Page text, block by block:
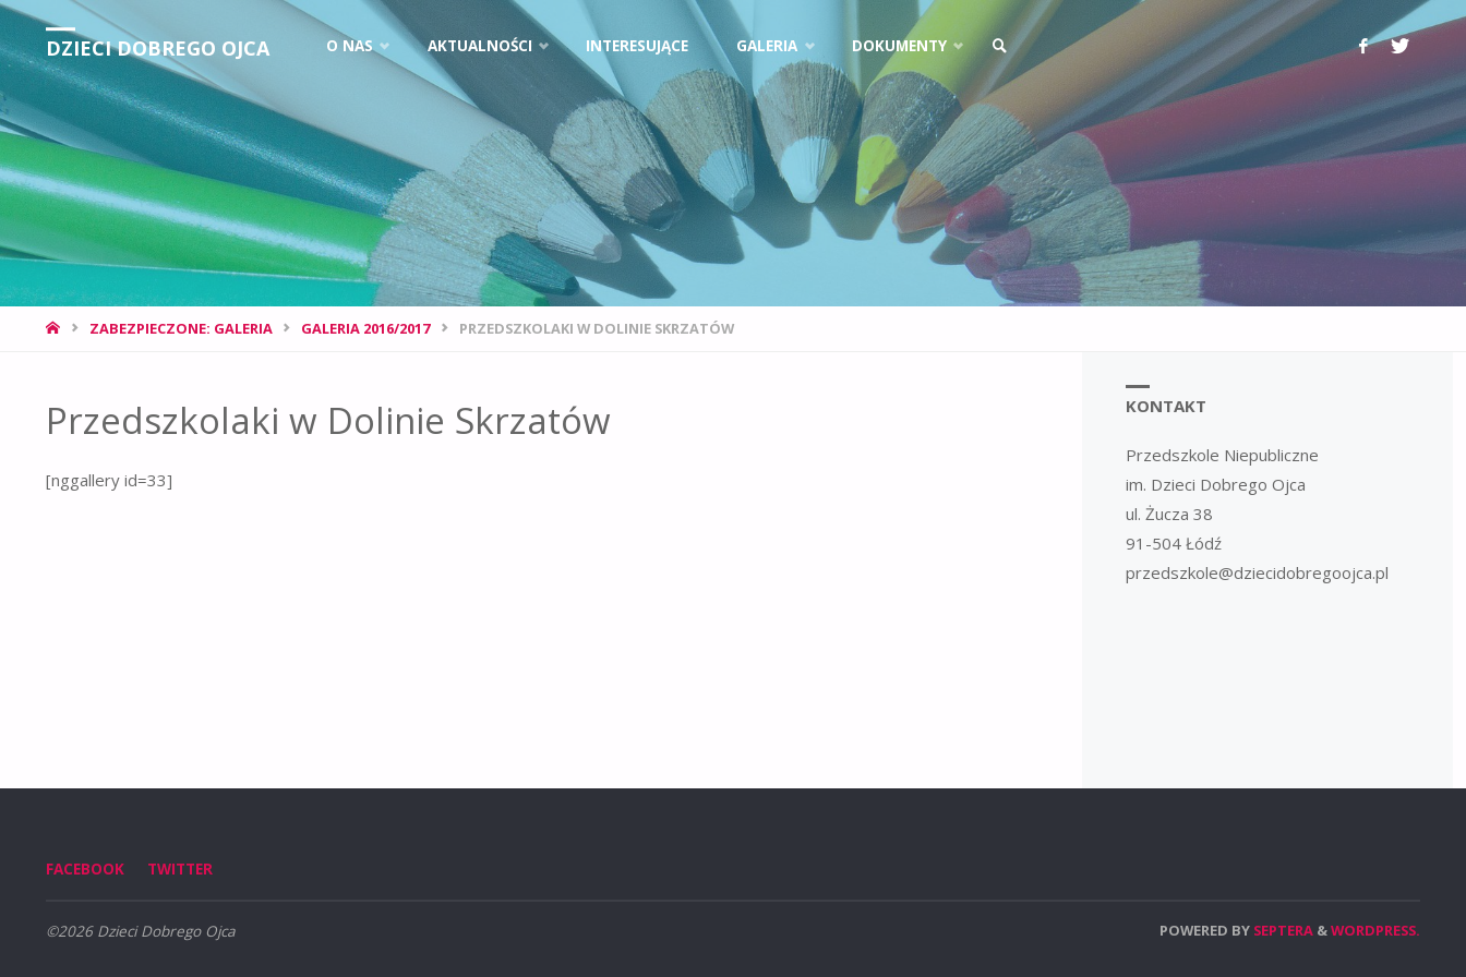
DZIECI DOBREGO OJCA O NAS AKTUALNOŚCI INTERESUJĄCE GALERIA DOKUMENTY
ZABEZPIECZONE: GALERIA GALERIA 2016/2017 PRZEDSZKOLAKI W DOLINIE SKRZATÓW
Przedszkolaki w Dolinie Skrzatów
[nggallery id=33]
KONTAKT
Przedszkole Niepubliczne
im. Dzieci Dobrego Ojca
ul. Żucza 38
91-504 Łódź
przedszkole@dziecidobregoojca.pl
FACEBOOK TWITTER
©2026 Dzieci Dobrego Ojca POWERED BY SEPTERA &WORDPRESS.